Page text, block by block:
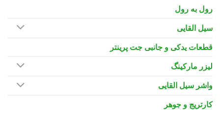
رول به رول
سیل القایی
قطعات یدکی و جانبی جت پرینتر
لیزر مارکینگ
واشر سیل القایی
کارتریج و جوهر